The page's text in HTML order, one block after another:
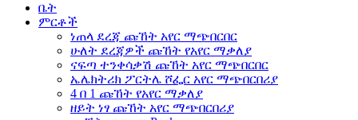
ቤት
ምርቶች
ነጠላ ደረጃ ጩኸት አየር ማጭበርበር
ሁለት ደረጃዎች ጩኸት የአየር ማቃለያ
ናፍጣ ተንቀሳቃሽ ጩኸት አየር ማጭበርበር
ኤሌክትሪክ ፖርትሌ ሾፌር አየር ማጭበርበሪያ
4 በ 1 ጩኸት የአየር ማቃለያ
ዘይት ነፃ ጩኸት አየር ማጭበርበሪያ